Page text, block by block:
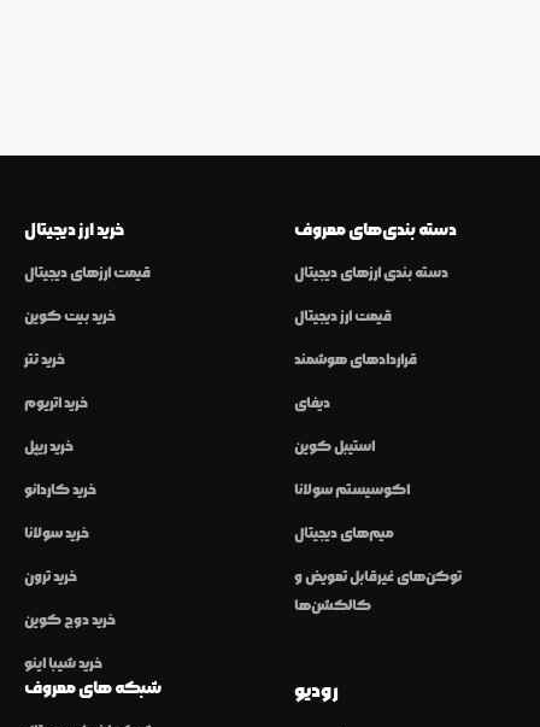
خرید ارز دیجیتال
قیمت ارزهای دیجیتال
خرید بیت کوین
خرید تتر
خرید اتریوم
خرید ریپل
خرید کاردانو
خرید سولانا
خرید ترون
خرید دوج کوین
خرید شیبا اینو
دسته بندی‌های معروف
دسته بندی ارزهای دیجیتال
قیمت ارز دیجیتال
قراردادهای هوشمند
دیفای
استیبل کوین
اکوسیستم سولانا
میم‌های دیجیتال
توکن‌های غیرقابل تعویض و
کالکشن‌ها
شبکه های معروف رودیو